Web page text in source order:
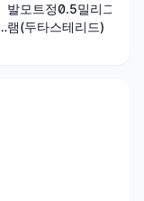
발모트정0.5밀리그
램(두타스테리드)